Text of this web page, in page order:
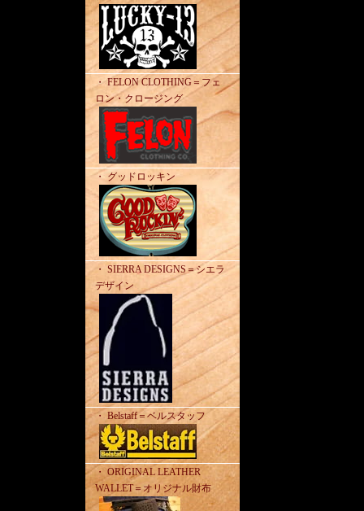
・ FELON CLOTHING＝フェ
ロン・クロージング
・ グッドロッキン
・ SIERRA DESIGNS＝シエラ
デザイン
・ Belstaff＝ベルスタッフ
・ ORIGINAL LEATHER
WALLET＝オリジナル財布